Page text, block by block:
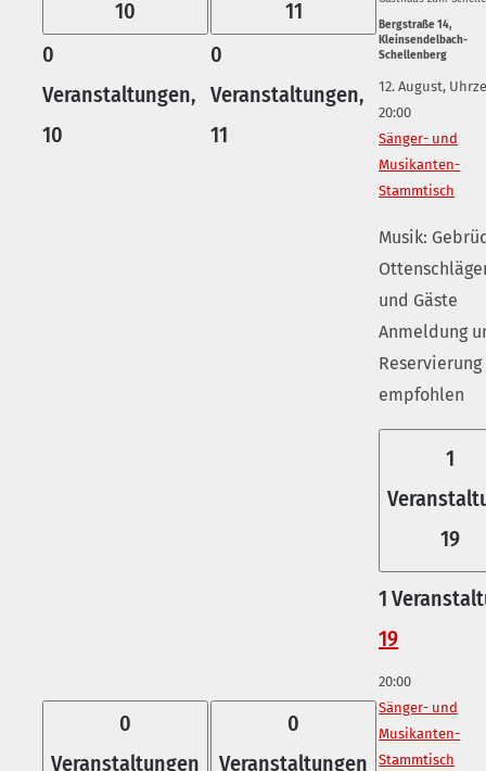
10
0
Veranstaltungen,
10
11
0
Veranstaltungen,
11
Bergstraße 14,
Kleinsendelbach-
Schellenberg
12. August,
20:00
Sänger- und
Musikanten-
Stammtisch
Musik:
und Gäste
Anmeldung
Reservierung
empfohlen
0
Veranstaltungen
0
Veranstaltungen
1
19
1
19
20:00
Sänger- und
Musikanten-
Stammtisch